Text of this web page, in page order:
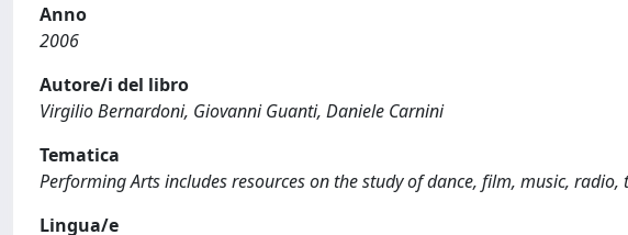
Anno
2006
Autore/i del libro
Virgilio Bernardoni, Giovanni Guanti, Daniele Carnini
Tematica
Performing Arts includes resources on the study of dance, film, music, radio,
Lingua/e